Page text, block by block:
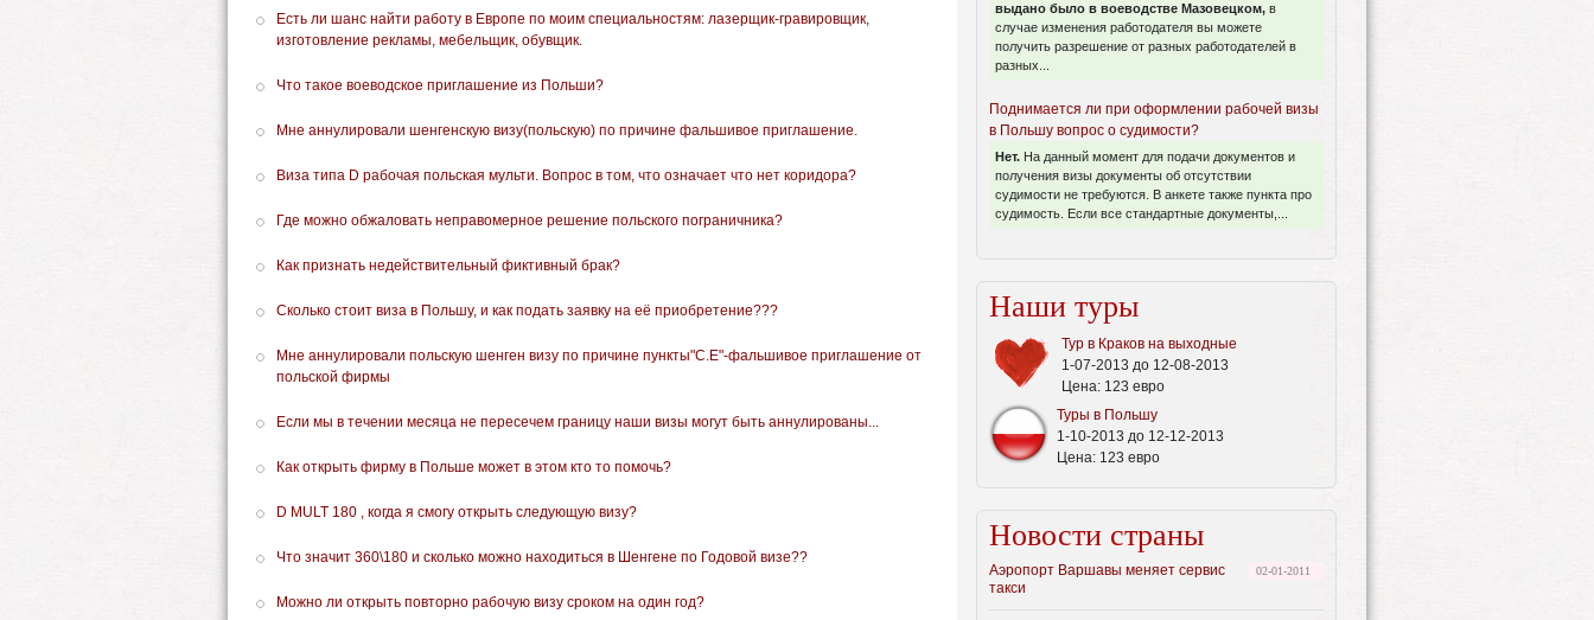
Есть ли шанс найти работу в Европе по моим специальностям: лазерщик-гравировщик,
изготовление рекламы, мебельщик, обувщик.
Что такое воеводское приглашение из Польши?
Мне аннулировали шенгенскую визу(польскую) по причине фальшивое приглашение.
Виза типа D рабочая польская мульти. Вопрос в том, что означает что нет коридора?
Где можно обжаловать неправомерное решение польского пограничника?
Как признать недействительный фиктивный брак?
Сколько стоит виза в Польшу, и как подать заявку на её приобретение???
Мне аннулировали польскую шенген визу по причине пункты"С.Е"-фальшивое приглашение от
польской фирмы
Если мы в течении месяца не пересечем границу наши визы могут быть аннулированы...
Как открыть фирму в Польше может в этом кто то помочь?
D MULT 180 , когда я смогу открыть следующую визу?
Что значит 360\180 и сколько можно находиться в Шенгене по Годовой визе??
Можно ли открыть повторно рабочую визу сроком на один год?
выдано было в воеводстве Мазовецком, в
случае изменения работодателя вы можете
получить разрешение от разных работодателей в
разных...
Поднимается ли при оформлении рабочей визы
в Польшу вопрос о судимости?
Нет. На данный момент для подачи документов и
получения визы документы об отсутствии
судимости не требуются. В анкете также пункта про
судимость. Если все стандартные документы,...
Наши туры
Тур в Краков на выходные
1-07-2013 до 12-08-2013
Цена: 123 евро
Туры в Польшу
1-10-2013 до 12-12-2013
Цена: 123 евро
Новости страны
02-01-2011
Аэропорт Варшавы меняет сервис
такси